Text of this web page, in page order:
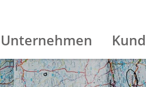
Unternehmen